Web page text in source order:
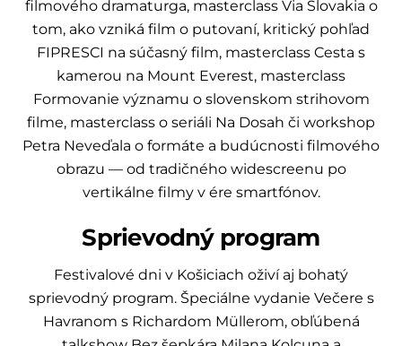
filmového dramaturga, masterclass Via Slovakia o
tom, ako vzniká film o putovaní, kritický pohľad
FIPRESCI na súčasný film, masterclass Cesta s
kamerou na Mount Everest, masterclass
Formovanie významu o slovenskom strihovom
filme, masterclass o seriáli Na Dosah či workshop
Petra Neveďala o formáte a budúcnosti filmového
obrazu — od tradičného widescreenu po
vertikálne filmy v ére smartfónov.
Sprievodný program
Festivalové dni v Košiciach oživí aj bohatý
sprievodný program. Špeciálne vydanie Večere s
Havranom s Richardom Müllerom, obľúbená